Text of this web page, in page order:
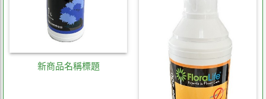
新商品名稱標題